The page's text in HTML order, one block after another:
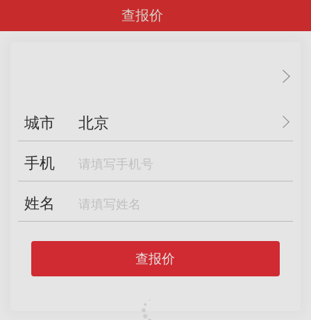
查报价
城市 北京
手机
姓名
查报价